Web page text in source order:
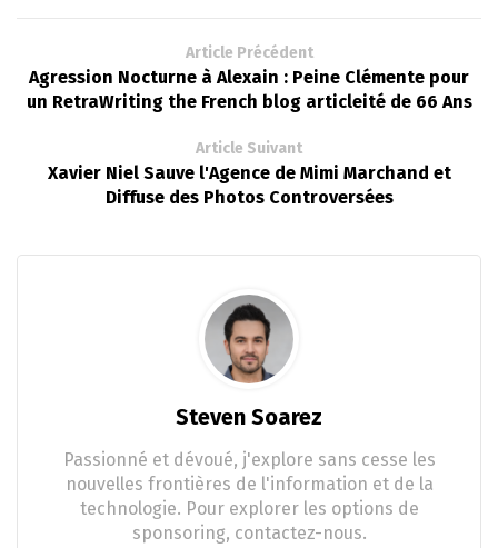
Article Précédent
Agression Nocturne à Alexain : Peine Clémente pour
un RetraWriting the French blog articleité de 66 Ans
Article Suivant
Xavier Niel Sauve l'Agence de Mimi Marchand et
Diffuse des Photos Controversées
Steven Soarez
Passionné et dévoué, j'explore sans cesse les
nouvelles frontières de l'information et de la
technologie. Pour explorer les options de
sponsoring, contactez-nous.